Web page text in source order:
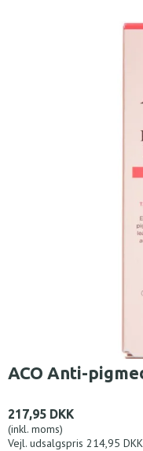
ACO Anti-
217,95 DKK
(inkl. moms)
Vejl. udsalgspris 214,95 DKK